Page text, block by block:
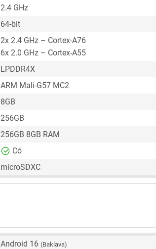
2.4 GHz
64-bit
2x 2.4 GHz – Cortex-A76
6x 2.0 GHz – Cortex-A55
LPDDR4X
ARM Mali-G57 MC2
8GB
256GB
256GB 8GB RAM
Có
microSDXC
Android 16 (Baklava)